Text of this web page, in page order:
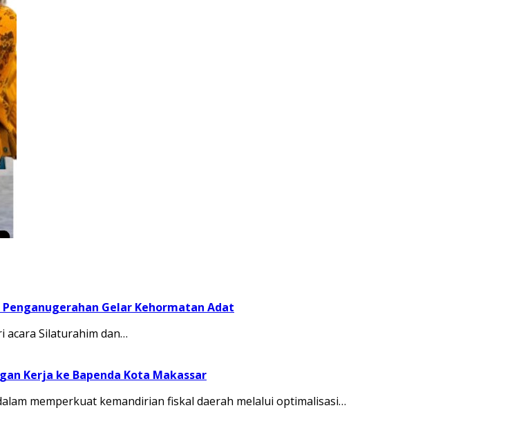
Gelar Kehormatan Adat
acara Silaturahim dan…
Kerja ke Bapenda Kota Makassar
memperkuat kemandirian fiskal daerah melalui optimalisasi…